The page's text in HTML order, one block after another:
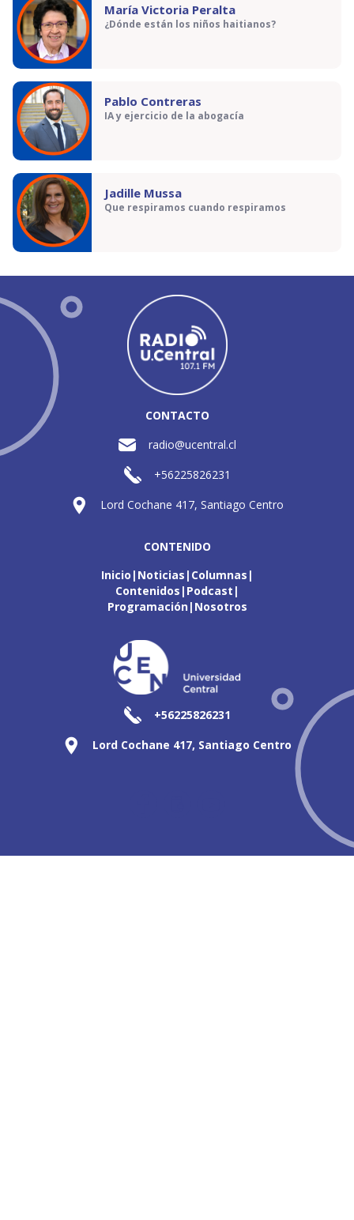
María Victoria Peralta
¿Dónde están los niños haitianos?
Pablo Contreras
IA y ejercicio de la abogacía
Jadille Mussa
Que respiramos cuando respiramos
CONTACTO
radio@ucentral.cl
+56225826231
Lord Cochane 417, Santiago Centro
CONTENIDO
Inicio Noticias Columnas
Contenidos Podcast
Programación Nosotros
+56225826231
Lord Cochane 417, Santiago Centro